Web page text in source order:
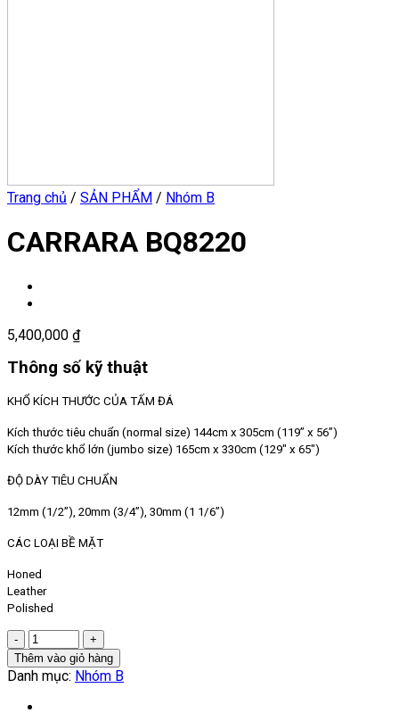
Trang chủ / SẢN PHẨM / Nhóm B
CARRARA BQ8220
5,400,000 ₫
Thông số kỹ thuật
KHỔ KÍCH THƯỚC CỦA TẤM ĐÁ
Kích thước tiêu chuẩn (normal size) 144cm x 305cm (119” x 56”)
Kích thước khổ lớn (jumbo size) 165cm x 330cm (129″ x 65″)
ĐỘ DÀY TIÊU CHUẨN
12mm (1/2”), 20mm (3/4”), 30mm (1 1/6”)
CÁC LOẠI BỀ MẶT
Honed
Leather
Polished
Số
lượng
Thêm vào giỏ hàng
Danh mục: Nhóm B